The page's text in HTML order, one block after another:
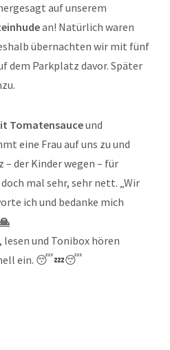
auf unserem
an! Natürlich waren
übernachten wir mit fünf
dem Parkplatz davor. Später
Tomatensauceund
eine Frau auf uns zu und
der Kinder wegen – für
mal sehr, sehr nett. „Wir
ich und bedanke mich
lesen und Tonibox hören
ein. 😴💤😴